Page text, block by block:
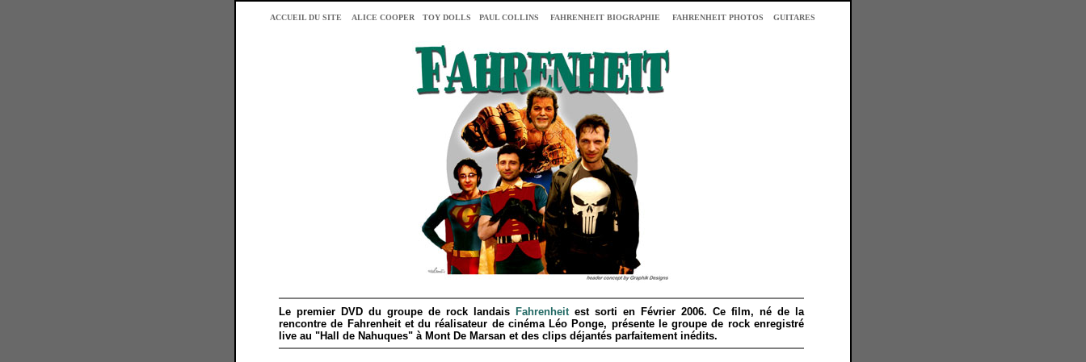
ACCUEIL DU SITE ALICE COOPER TOY DOLLS PAUL COLLINS FAHRENHEIT BIOGRAPHIE FAHRENHEIT PHOTOS GUITARES
Le premier DVD du groupe de rock landais Fahrenheitest sorti en Février 2006. Ce film, né de la
rencontre de Fahrenheit et du réalisateur de cinéma Léo Ponge, présente le groupe de rock enregistré
live au "Hall de Nahuques" à Mont De Marsan et des clips déjantés parfaitement inédits.